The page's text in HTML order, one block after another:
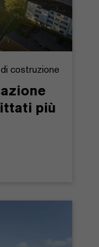
costruzione
più